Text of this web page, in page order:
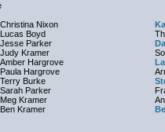
Christina Nixon
Lucas Boyd
Jesse Parker
Judy Kramer
Amber Hargrove
Paula Hargrove
Terry Burke
Sarah Parker
Meg Kramer
Ben Kramer